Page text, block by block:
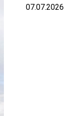
07.07.2026